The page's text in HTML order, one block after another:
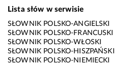
Lista słów w serwisie
SŁOWNIK POLSKO-ANGIELSKI
SŁOWNIK POLSKO-FRANCUSKI
SŁOWNIK POLSKO-WŁOSKI
SŁOWNIK POLSKO-HISZPAŃSKI
SŁOWNIK POLSKO-NIEMIECKI